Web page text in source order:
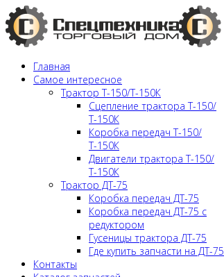
Главная
Самое интересное
Трактор Т-150/Т-150К
Сцепление трактора Т-150/
Т-150К
Коробка передач Т-150/
Т-150К
Двигатели трактора Т-150/
Т-150К
Трактор ДТ-75
Коробка передач ДТ-75
Коробка передач ДТ-75 с
редуктором
Гусеницы трактора ДТ-75
Где купить запчасти на ДТ-75
Контакты